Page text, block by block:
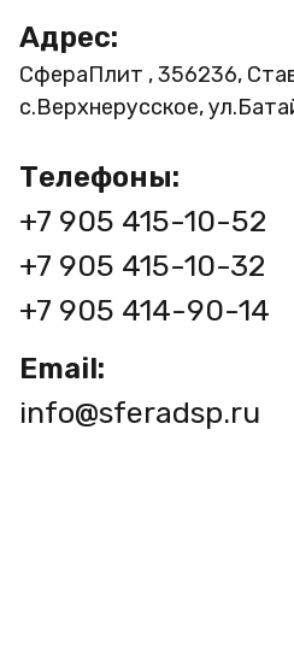
Адрес:
СфераПлит , 356236,
с.Верхнерусское,
Телефоны:
+7 905 415-10-52
+7 905 415-10-32
+7 905 414-90-14
Email:
info@sferadsp.ru